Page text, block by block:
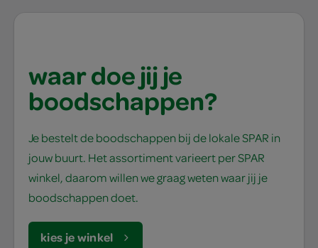
waar doe jij je
boodschappen?
Je bestelt de boodschappen bij de lokale SPAR in
jouw buurt. Het assortiment varieert per SPAR
winkel, daarom willen we graag weten waar jij je
boodschappen doet.
kies je winkel